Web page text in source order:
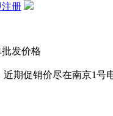
注册
发价格
近期促销价尽在南京1号